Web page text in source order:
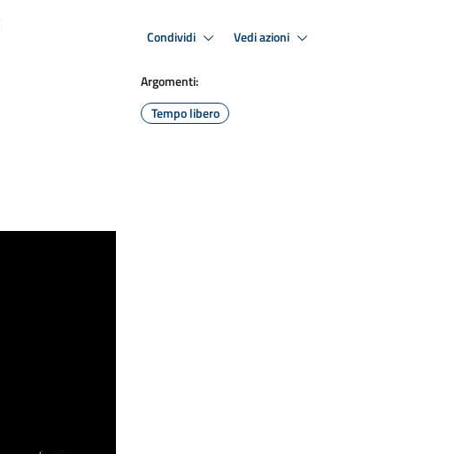
Condividi Vedi azioni
Argomenti:
Tempo libero